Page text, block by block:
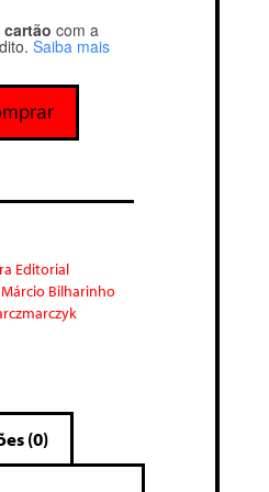
cartão com a
Saiba mais
Editorial
Márcio Bilharinho
(0)